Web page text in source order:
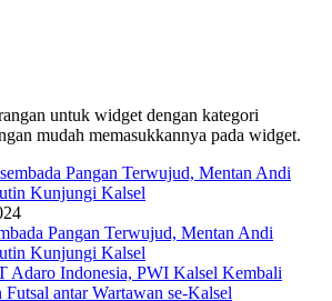
untuk widget dengan kategori
mudah memasukkannya pada widget.
Pangan Terwujud, Mentan Andi
Kunjungi Kalsel